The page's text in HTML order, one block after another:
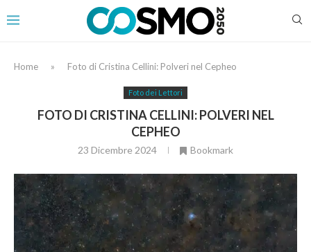
Home » Foto di Cristina Cellini: Polveri nel Cepheo
Foto dei Lettori
FOTO DI CRISTINA CELLINI: POLVERI NEL
CEPHEO
23 Dicembre 2024 Bookmark